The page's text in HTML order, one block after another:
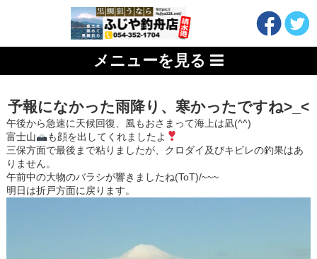
メニューを見る
予報になかった雨降り、寒かったですね>_<
午後から急速に天候回復、風もおさまって海上は凪(^^)
富士山
も顔を出してくれましたよ
三保方面で最後まで粘りましたが、クロダイ及びキビレの釣果はあ
りません。
午前中の大物のバラシが響きましたね(ToT)/~~~
明日は折戸方面に戻ります。